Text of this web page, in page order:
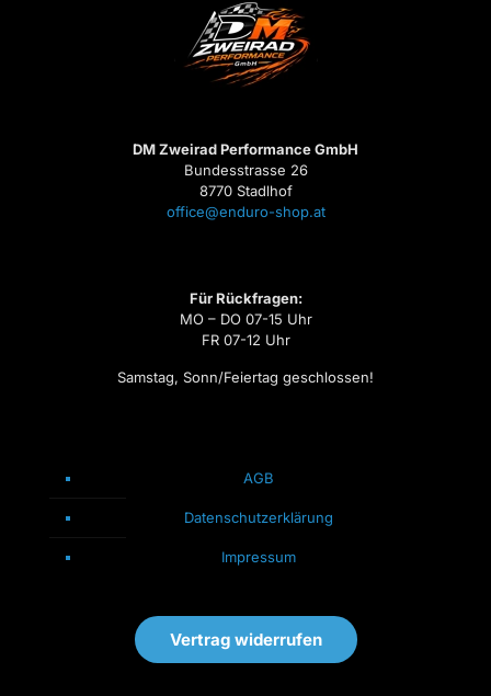
DM Zweirad Performance GmbH
Bundesstrasse 26
8770 Stadlhof
office@enduro-shop.at
Für Rückfragen:
MO – DO 07-15 Uhr
FR 07-12 Uhr
Samstag, Sonn/Feiertag geschlossen!
AGB
Datenschutzerklärung
Impressum
Vertrag widerrufen